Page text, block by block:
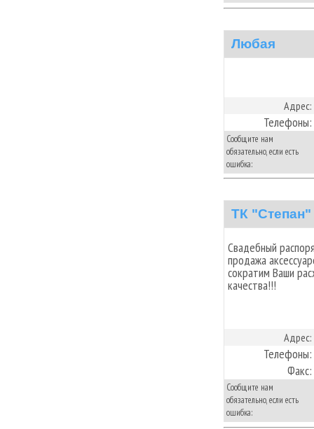
Любая
Адрес:
Телефоны:
Сообщите нам
обязательно, если есть
ошибка:
ТК "Степан"
Свадебный
продажа
сократим Ваши
качества!!!
Адрес:
Телефоны:
Факс:
Сообщите нам
обязательно, если есть
ошибка: